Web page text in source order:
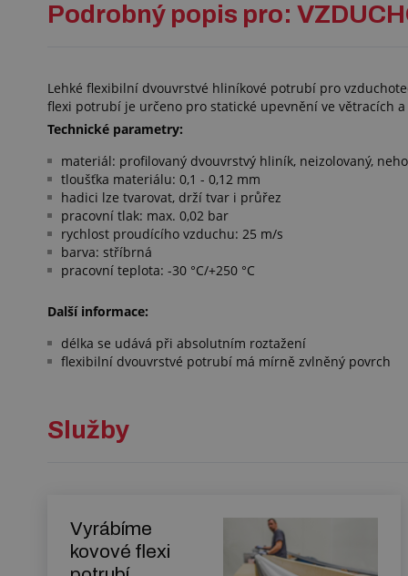
Podrobný popis pro:
Lehké flexibilní dvouvrstvé hliníkové potrubí pro
flexi potrubí je určeno pro statické upevnění ve větracích
Technické parametry:
materiál: profilovaný dvouvrstvý hliník, neizolovaný,
tloušťka materiálu: 0,1 - 0,12 mm
hadici lze tvarovat, drží tvar i průřez
pracovní tlak: max. 0,02 bar
rychlost proudícího vzduchu: 25 m/s
barva: stříbrná
pracovní teplota: -30 °C/+250 °C
Další informace:
délka se udává při absolutním roztažení
flexibilní dvouvrstvé potrubí má mírně zvlněný povrch
Služby
Vyrábíme
kovové flexi